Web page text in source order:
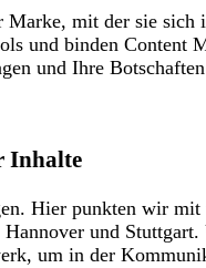
Marke, mit der sie
und binden
und Ihre
Inhalte
Hier punkten wir
und
um in der